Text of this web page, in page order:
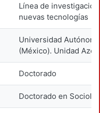
Línea de
nuevas tecnologías
Universidad
(México). Unidad
Doctorado
Doctorado en